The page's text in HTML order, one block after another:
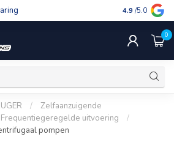
gratis
4.9 /5.0
0
/
Zelfaanzuigende
Frequentiegeregelde uitvoering
/
pompen